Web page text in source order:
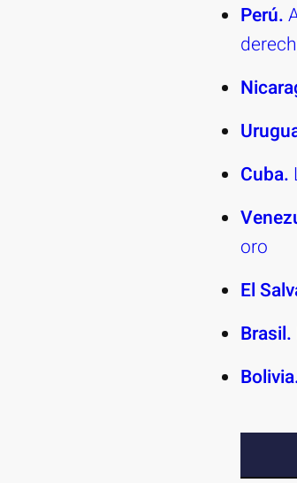
Perú.
Cuba.
oro
El
Brasil.